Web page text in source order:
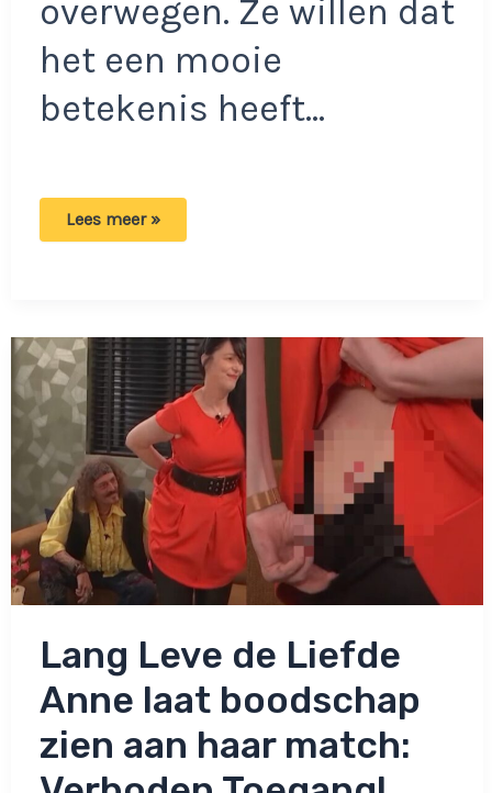
overwegen. Ze willen dat
het een mooie
betekenis heeft…
Marie
‘Ik
vind
het
verschrikkelijk
hoe
het
eruitziet’
Lees meer »
Lang Leve de Liefde
Anne laat boodschap
zien aan haar match: